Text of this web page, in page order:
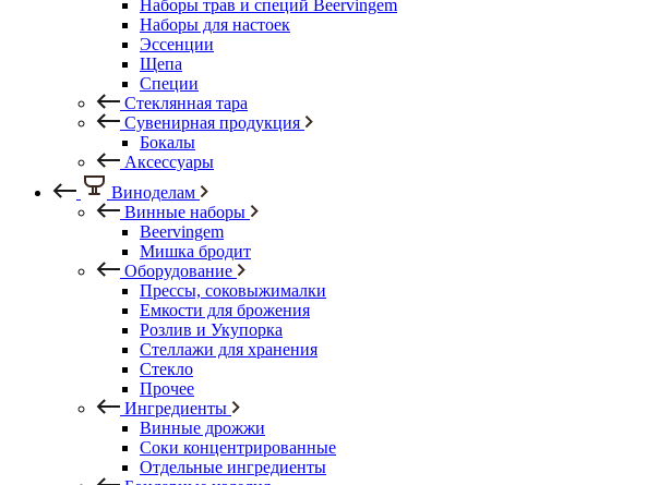
Наборы трав и специй Beervingem
Наборы для настоек
Эссенции
Щепа
Специи
Стеклянная тара
Сувенирная продукция
Бокалы
Аксессуары
Виноделам
Винные наборы
Beervingem
Мишка бродит
Оборудование
Прессы, соковыжималки
Емкости для брожения
Розлив и Укупорка
Стеллажи для хранения
Стекло
Прочее
Ингредиенты
Винные дрожжи
Соки концентрированные
Отдельные ингредиенты